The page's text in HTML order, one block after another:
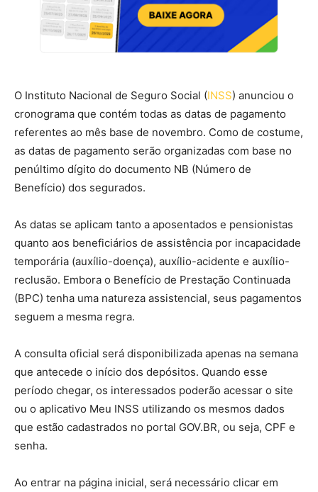
O Instituto Nacional de Seguro Social (INSS) anunciou o
cronograma que contém todas as datas de pagamento
referentes ao mês base de novembro. Como de costume,
as datas de pagamento serão organizadas com base no
penúltimo dígito do documento NB (Número de
Benefício) dos segurados.
As datas se aplicam tanto a aposentados e pensionistas
quanto aos beneficiários de assistência por incapacidade
temporária (auxílio-doença), auxílio-acidente e auxílio-
reclusão. Embora o Benefício de Prestação Continuada
(BPC) tenha uma natureza assistencial, seus pagamentos
seguem a mesma regra.
A consulta oficial será disponibilizada apenas na semana
que antecede o início dos depósitos. Quando esse
período chegar, os interessados poderão acessar o site
ou o aplicativo Meu INSS utilizando os mesmos dados
que estão cadastrados no portal GOV.BR, ou seja, CPF e
senha.
Ao entrar na página inicial, será necessário clicar em